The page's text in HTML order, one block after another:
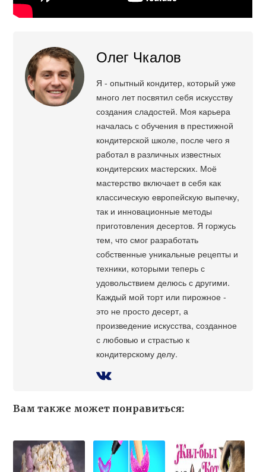
Олег Чкалов
Я - опытный кондитер, который уже
много лет посвятил себя искусству
создания сладостей. Моя карьера
началась с обучения в престижной
кондитерской школе, после чего я
работал в различных известных
кондитерских мастерских. Моё
мастерство включает в себя как
классическую европейскую выпечку,
так и инновационные методы
приготовления десертов. Я горжусь
тем, что смог разработать
собственные уникальные рецепты и
техники, которыми теперь с
удовольствием делюсь с другими.
Каждый мой торт или пирожное -
это не просто десерт, а
произведение искусства, созданное
с любовью и страстью к
кондитерскому делу.
Вам также может понравиться: